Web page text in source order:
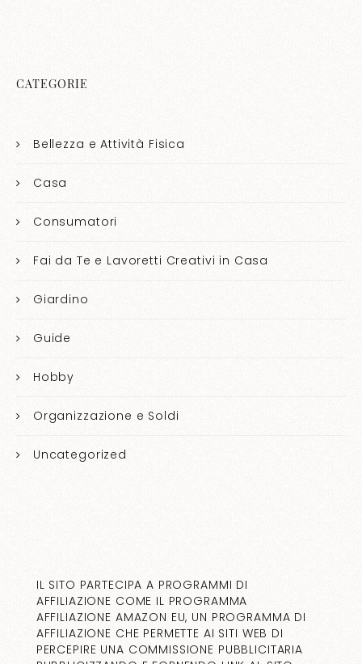
CATEGORIE
Bellezza e Attività Fisica
Casa
Consumatori
Fai da Te e Lavoretti Creativi in Casa
Giardino
Guide
Hobby
Organizzazione e Soldi
Uncategorized
IL SITO PARTECIPA A PROGRAMMI DI
AFFILIAZIONE COME IL PROGRAMMA
AFFILIAZIONE AMAZON EU, UN PROGRAMMA DI
AFFILIAZIONE CHE PERMETTE AI SITI WEB DI
PERCEPIRE UNA COMMISSIONE PUBBLICITARIA